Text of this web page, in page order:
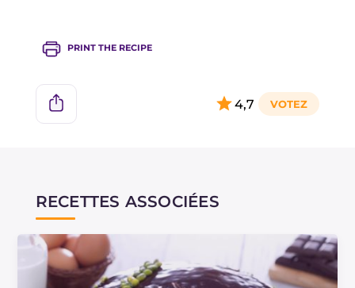
PRINT THE RECIPE
4,7
RECETTES ASSOCIÉES